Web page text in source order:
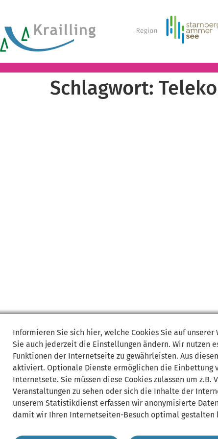
Schlagwort:
Informieren Sie sich hier, welche Cookies Sie auf
Sie auch jederzeit die Einstellungen ändern. Wir nutzen
Funktionen der Internetseite zu gewährleisten. Aus
aktiviert. Optionale Dienste ermöglichen die Einbettung
Internetsete. Sie müssen diese Cookies zulassen um z.B.
Veranstaltungen zu sehen oder sich die Inhalte der
unserem Statistikdienst erfassen wir anonymisierte
damit wir Ihren Internetseiten-Besuch optimal gestalten